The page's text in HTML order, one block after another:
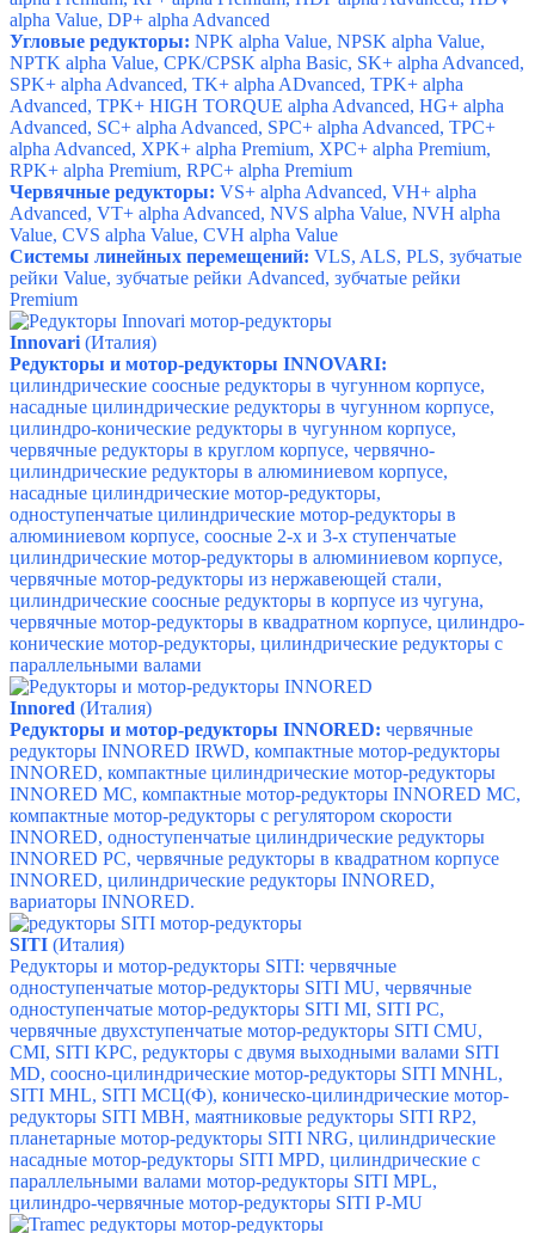
alpha Value, DP+ alpha Advanced
Угловые редукторы: NPK alpha Value, NPSK alpha Value,
NPTK alpha Value, CPK/CPSK alpha Basic, SK+ alpha Advanced,
SPK+ alpha Advanced, TK+ alpha ADvanced, TPK+ alpha
Advanced, TPK+ HIGH TORQUE alpha Advanced, HG+ alpha
Advanced, SC+ alpha Advanced, SPC+ alpha Advanced, TPC+
alpha Advanced, XPK+ alpha Premium, XPC+ alpha Premium,
RPK+ alpha Premium, RPC+ alpha Premium
Червячные редукторы: VS+ alpha Advanced, VH+ alpha
Advanced, VT+ alpha Advanced, NVS alpha Value, NVH alpha
Value, CVS alpha Value, CVH alpha Value
Системы линейных перемещений: VLS, ALS, PLS, зубчатые
рейки Value, зубчатые рейки Advanced, зубчатые рейки
Premium
Innovari (Италия)
Редукторы и мотор-редукторы INNOVARI:
цилиндрические соосные редукторы в чугунном корпусе,
насадные цилиндрические редукторы в чугунном корпусе,
цилиндро-конические редукторы в чугунном корпусе,
червячные редукторы в круглом корпусе, червячно-
цилиндрические редукторы в алюминиевом корпусе,
насадные цилиндрические мотор-редукторы,
одноступенчатые цилиндрические мотор-редукторы в
алюминиевом корпусе, соосные 2-х и 3-х ступенчатые
цилиндрические мотор-редукторы в алюминиевом корпусе,
червячные мотор-редукторы из нержавеющей стали,
цилиндрические соосные редукторы в корпусе из чугуна,
червячные мотор-редукторы в квадратном корпусе, цилиндро-
конические мотор-редукторы, цилиндрические редукторы с
параллельными валами
Innored (Италия)
Редукторы и мотор-редукторы INNORED: червячные
редукторы INNORED IRWD, компактные мотор-редукторы
INNORED, компактные цилиндрические мотор-редукторы
INNORED MC, компактные мотор-редукторы INNORED MC,
компактные мотор-редукторы с регулятором скорости
INNORED, одноступенчатые цилиндрические редукторы
INNORED PC, червячные редукторы в квадратном корпусе
INNORED, цилиндрические редукторы INNORED,
вариаторы INNORED.
SITI (Италия)
Редукторы и мотор-редукторы SITI: червячные
одноступенчатые мотор-редукторы SITI MU, червячные
одноступенчатые мотор-редукторы SITI MI, SITI PC,
червячные двухступенчатые мотор-редукторы SITI CMU,
CMI, SITI KPC, редукторы с двумя выходными валами SITI
MD, соосно-цилиндрические мотор-редукторы SITI MNHL,
SITI MHL, SITI МСЦ(Ф), коническо-цилиндрические мотор-
редукторы SITI MBH, маятниковые редукторы SITI RP2,
планетарные мотор-редукторы SITI NRG, цилиндрические
насадные мотор-редукторы SITI MPD, цилиндрические с
параллельными валами мотор-редукторы SITI MPL,
цилиндро-червячные мотор-редукторы SITI P-MU